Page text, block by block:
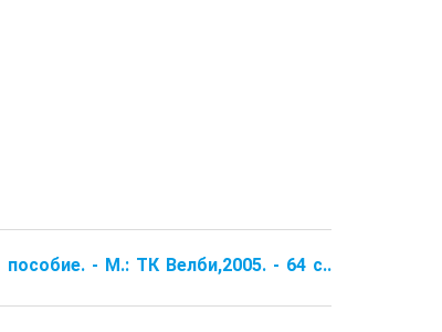
пособие. - М.: ТК Велби,2005. - 64 с..